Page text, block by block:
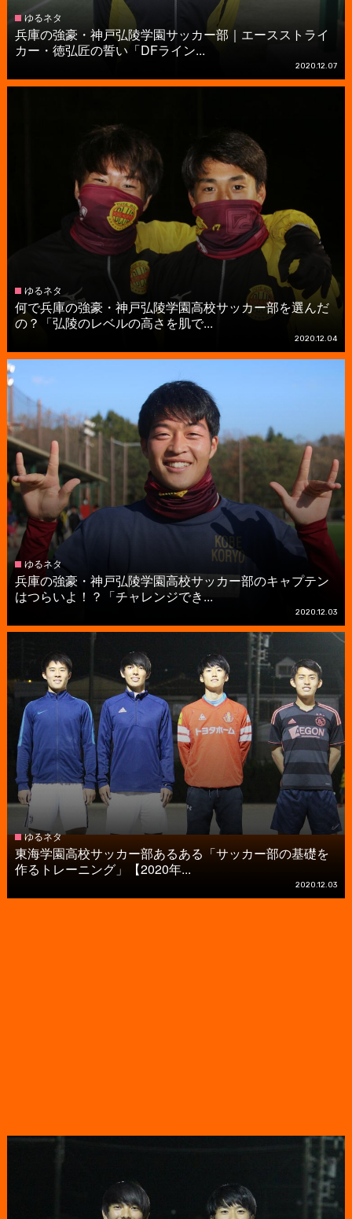
ゆるネタ
兵庫の強豪・神戸弘陵学園サッカー部｜エースストライ
カー・徳弘匠の誓い「DFライン...
2020.12.07
ゆるネタ
何で兵庫の強豪・神戸弘陵学園高校サッカー部を選んだ
の？「弘陵のレベルの高さを肌で...
2020.12.04
ゆるネタ
兵庫の強豪・神戸弘陵学園高校サッカー部のキャプテン
はつらいよ！？「チャレンジでき...
2020.12.03
ゆるネタ
東海学園高校サッカー部あるある「サッカー部の基礎を
作るトレーニング」【2020年...
2020.12.03